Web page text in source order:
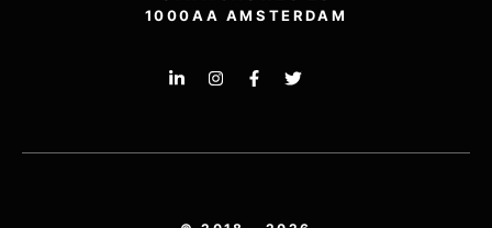
1000AA AMSTERDAM